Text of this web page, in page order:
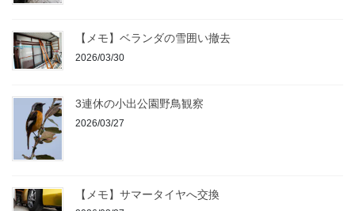
【メモ】ベランダの雪囲い撤去
2026/03/30
3連休の小出公園野鳥観察
2026/03/27
【メモ】サマータイヤへ交換